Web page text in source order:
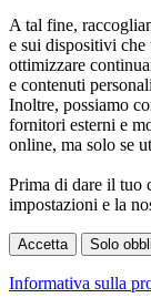
A tal fine,
e sui dispositivi
ottimizzare
e contenuti
Inoltre, possiamo
fornitori esterni e
online, ma solo se
Prima di dare il tuo
impostazioni e la
Accetta Solo
Informativa sulla